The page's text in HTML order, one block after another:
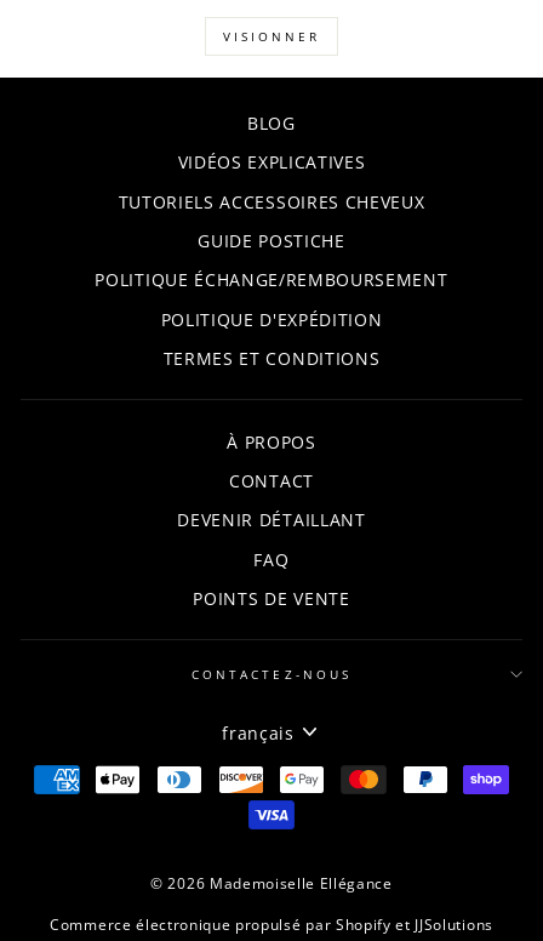
VISIONNER
BLOG
VIDÉOS EXPLICATIVES
TUTORIELS ACCESSOIRES CHEVEUX
GUIDE POSTICHE
POLITIQUE ÉCHANGE/REMBOURSEMENT
POLITIQUE D'EXPÉDITION
TERMES ET CONDITIONS
À PROPOS
CONTACT
DEVENIR DÉTAILLANT
FAQ
POINTS DE VENTE
CONTACTEZ-NOUS
LANGUE
français
© 2026 Mademoiselle Ellégance
Commerce électronique propulsé par Shopify et JJSolutions